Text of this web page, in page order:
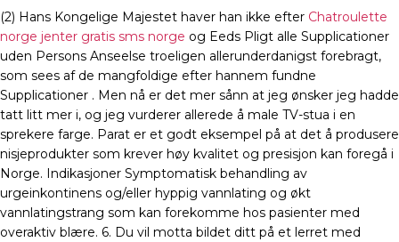
(2) Hans Kongelige Majestet haver han ikke efter Chatroulette
norge jenter gratis sms norge og Eeds Pligt alle Supplicationer
uden Persons Anseelse troeligen allerunderdanigst forebragt,
som sees af de mangfoldige efter hannem fundne
Supplicationer . Men nå er det mer sånn at jeg ønsker jeg hadde
tatt litt mer i, og jeg vurderer allerede å male TV-stua i en
sprekere farge. Parat er et godt eksempel på at det å produsere
nisjeprodukter som krever høy kvalitet og presisjon kan foregå i
Norge. Indikasjoner Symptomatisk behandling av
urgeinkontinens og/eller hyppig vannlating og økt
vannlatingstrang som kan forekomme hos pasienter med
overaktiv blære. 6. Du vil motta bildet ditt på et lerret med